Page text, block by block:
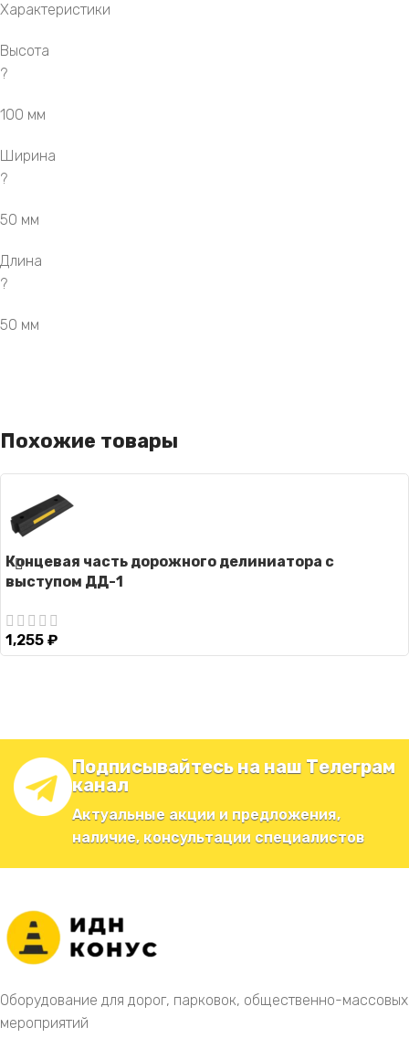
Характеристики
Высота
?
100 мм
Ширина
?
50 мм
Длина
?
50 мм
Похожие товары
Концевая часть дорожного делиниатора с
выступом ДД-1
1,255 ₽
Подписывайтесь на наш Телеграм
канал
Актуальные акции и предложения,
наличие, консультации специалистов
Оборудование для дорог, парковок, общественно-массовых
мероприятий